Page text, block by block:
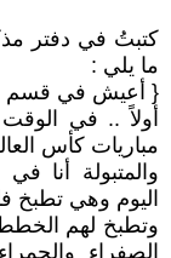
كتبتُ في دفتر
ما يلي :
{ أعيش في قسم
أولاً .. في
مباريات كأس
والمتبولة أنا
اليوم وهي تطبخ
وتطبخ لهم
الصفراء